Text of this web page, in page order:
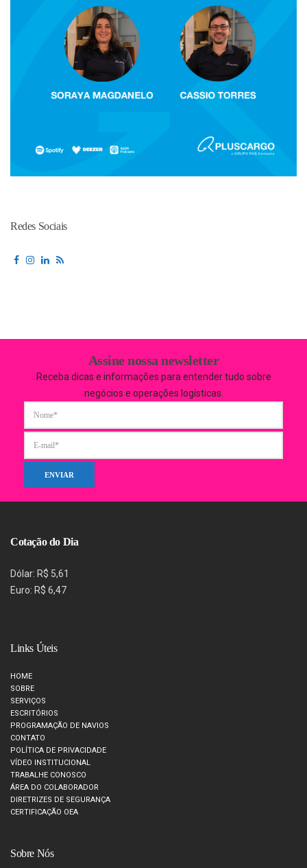
Redes Sociais
Assine nossa newsletter
Receba dicas e informações para entender tudo sobre
negócios e operações logísticas.
Cotação do Dia
Dólar: R$ 5,61
Euro: R$ 6,47
Links Úteis
HOME
SOBRE
SERVIÇOS
ESCRITÓRIOS
PROGRAMAÇÃO DE NAVIOS
CONTATO
POLÍTICA DE PRIVACIDADE
VÍDEO INSTITUCIONAL
TRABALHE CONOSCO
ÁREA DO COLABORADOR
DIRETRIZES DE SEGURANÇA
CERTIFICAÇÃO OEA
Sobre Nós